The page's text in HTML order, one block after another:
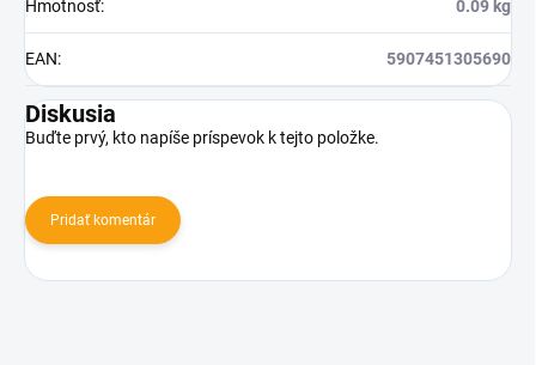
Hmotnosť: 0.09 kg
EAN: 5907451305690
Diskusia
Buďte prvý, kto napíše príspevok k tejto položke.
Pridať komentár